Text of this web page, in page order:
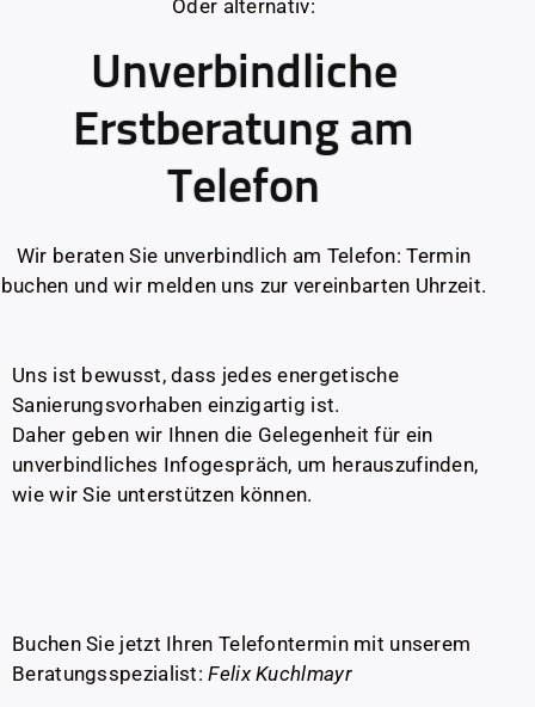
Oder alternativ:
Unverbindliche
Erstberatung am
Telefon
Wir beraten Sie unverbindlich am Telefon: Termin
buchen und wir melden uns zur vereinbarten Uhrzeit.
Uns ist bewusst, dass jedes energetische
Sanierungsvorhaben einzigartig ist.
Daher geben wir Ihnen die Gelegenheit für ein
unverbindliches Infogespräch, um herauszufinden,
wie wir Sie unterstützen können.
Buchen Sie jetzt Ihren Telefontermin mit unserem
Beratungsspezialist:Felix Kuchlmayr